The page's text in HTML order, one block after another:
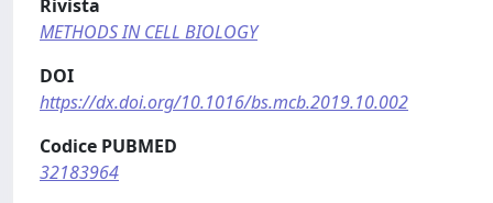
Rivista
METHODS IN CELL BIOLOGY
DOI
https://dx.doi.org/10.1016/bs.mcb.2019.10.002
Codice PUBMED
32183964